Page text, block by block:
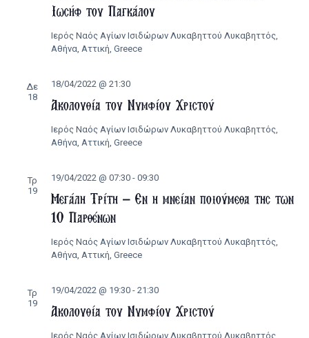
Ιωσήφ του Παγκάλου
Ιερός Ναός Αγίων Ισιδώρων Λυκαβηττού Λυκαβηττός,
Αθήνα, Αττική, Greece
Δε
18
Ακολουθία του Νυμφίου Χριστού
18/04/2022 @ 21:30
Ιερός Ναός Αγίων Ισιδώρων Λυκαβηττού Λυκαβηττός,
Αθήνα, Αττική, Greece
Τρ
19
Μεγάλη Τρίτη – Εν η μνείαν ποιούμεθα της των
10 Παρθένων
19/04/2022 @ 07:30- 09:30
Ιερός Ναός Αγίων Ισιδώρων Λυκαβηττού Λυκαβηττός,
Αθήνα, Αττική, Greece
Τρ
19
Ακολουθία του Νυμφίου Χριστού
19/04/2022 @ 19:30- 21:30
Ιερός Ναός Αγίων Ισιδώρων Λυκαβηττού Λυκαβηττός,